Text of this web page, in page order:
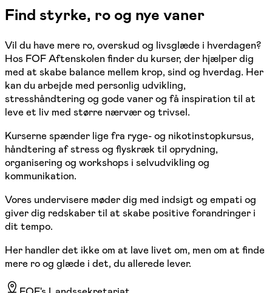
Find styrke, ro og nye vaner
Vil du have mere ro, overskud og livsglæde i hverdagen?
Hos FOF Aftenskolen finder du kurser, der hjælper dig
med at skabe balance mellem krop, sind og hverdag. Her
kan du arbejde med personlig udvikling,
stresshåndtering og gode vaner og få inspiration til at
leve et liv med større nærvær og trivsel.
Kurserne spænder lige fra ryge- og nikotinstopkursus,
håndtering af stress og flyskræk til oprydning,
organisering og workshops i selvudvikling og
kommunikation.
Vores undervisere møder dig med indsigt og empati og
giver dig redskaber til at skabe positive forandringer i
dit tempo.
Her handler det ikke om at lave livet om, men om at finde
mere ro og glæde i det, du allerede lever.